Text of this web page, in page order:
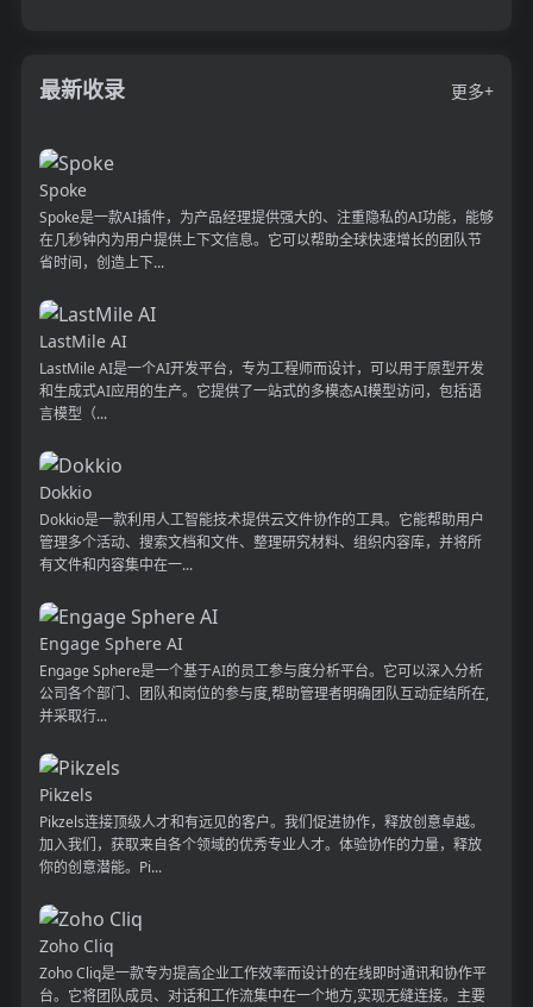
最新收录 更多+
Spoke
Spoke是一款AI插件，为产品经理提供强大的、注重隐私的AI功能，能够
在几秒钟内为用户提供上下文信息。它可以帮助全球快速增长的团队节
省时间，创造上下...
LastMile AI
LastMile AI是一个AI开发平台，专为工程师而设计，可以用于原型开发
和生成式AI应用的生产。它提供了一站式的多模态AI模型访问，包括语
言模型（...
Dokkio
Dokkio是一款利用人工智能技术提供云文件协作的工具。它能帮助用户
管理多个活动、搜索文档和文件、整理研究材料、组织内容库，并将所
有文件和内容集中在一...
Engage Sphere AI
Engage Sphere是一个基于AI的员工参与度分析平台。它可以深入分析
公司各个部门、团队和岗位的参与度,帮助管理者明确团队互动症结所在,
并采取行...
Pikzels
Pikzels连接顶级人才和有远见的客户。我们促进协作，释放创意卓越。
加入我们，获取来自各个领域的优秀专业人才。体验协作的力量，释放
你的创意潜能。Pi...
Zoho Cliq
Zoho Cliq是一款专为提高企业工作效率而设计的在线即时通讯和协作平
台。它将团队成员、对话和工作流集中在一个地方,实现无缝连接。主要